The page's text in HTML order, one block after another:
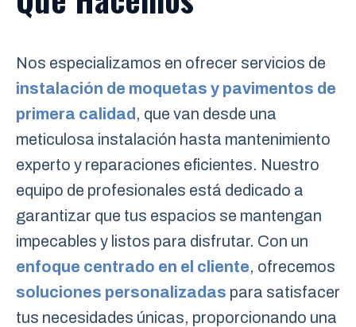
Nos especializamos en ofrecer servicios de
instalación de moquetas y pavimentos de
primera calidad, que van desde una
meticulosa instalación hasta mantenimiento
experto y reparaciones eficientes. Nuestro
equipo de profesionales está dedicado a
garantizar que tus espacios se mantengan
impecables y listos para disfrutar. Con un
enfoque centrado en el cliente, ofrecemos
soluciones personalizadas para satisfacer
tus necesidades únicas, proporcionando una